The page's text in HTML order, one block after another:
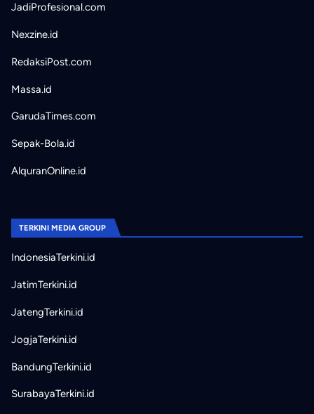
JadiProfesional.com
Nexzine.id
RedaksiPost.com
Massa.id
GarudaTimes.com
Sepak-Bola.id
AlquranOnline.id
TERKINI MEDIA GROUP
IndonesiaTerkini.id
JatimTerkini.id
JatengTerkini.id
JogjaTerkini.id
BandungTerkini.id
SurabayaTerkini.id